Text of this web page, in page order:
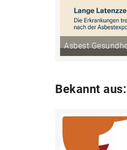
Asbest
Bekannt aus: